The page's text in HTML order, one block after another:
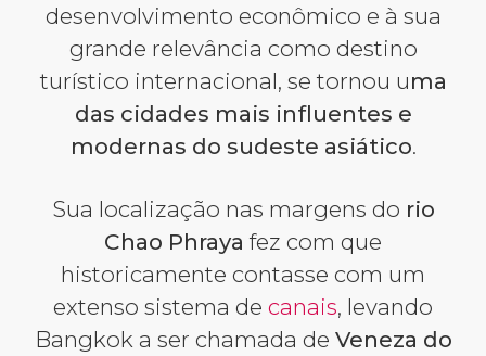
desenvolvimento econômico e à sua
grande relevância como destino
turístico internacional, se tornou uma
das cidades mais influentes e
modernas do sudeste asiático.
Sua localização nas margens do rio
Chao Phraya fez com que
historicamente contasse com um
extenso sistema de canais, levando
Bangkok a ser chamada de Veneza do